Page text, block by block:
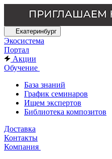
Екатеринбург
Экосистема
Портал
Акции
Обучение
База знаний
График семинаров
Ищем экспертов
Библиотека композитов
Доставка
Контакты
Компания